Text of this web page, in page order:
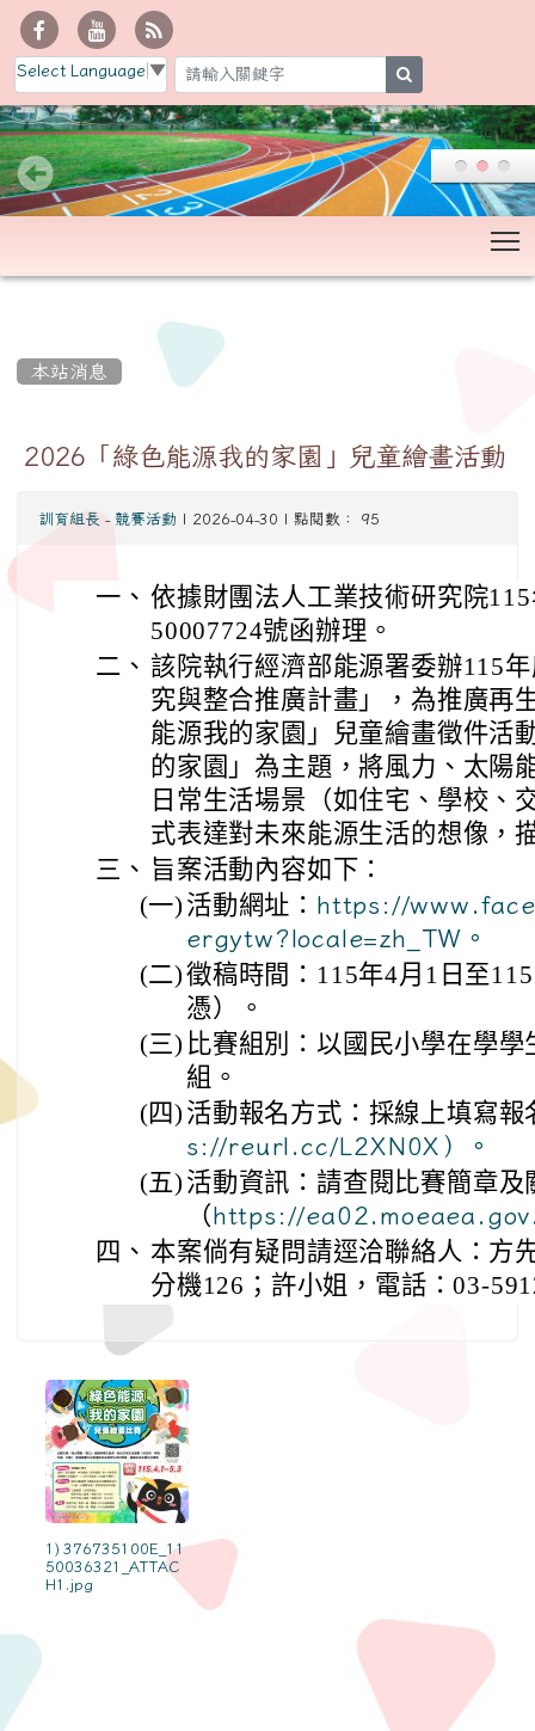
Select Language ▼
本站消息
2026「綠色能源我的家園」兒童繪畫活動
訓育組長 - 競賽活動 | 2026-04-30 | 點閱數： 95
一、 依據財團法人工業技術研究院
50007724號函辦理。
二、 該院執行經濟部能源署委辦115
究與整合推廣計畫」，為推廣再
能源我的家園」兒童繪畫徵件活
的家園」為主題，將風力、太陽
日常生活場景（如住宅、學校、
式表達對未來能源生活的想像，
三、 旨案活動內容如下：
(一) 活動網址： https://
ergytw?locale=zh_TW。
(二)徵稿時間：115年4月1日至
憑）。
(三) 比賽組別：以國民小學在學
組。
(四) 活動報名方式：採線上填寫
s://reurl.cc/L2XN0X）。
(五) 活動資訊：請查閱比賽簡章
（ https://
四、 本案倘有疑問請逕洽聯絡人：方
分機126；許小姐，電話：03-
1) 376735100E_11
50036321_ATTAC
H1.jpg